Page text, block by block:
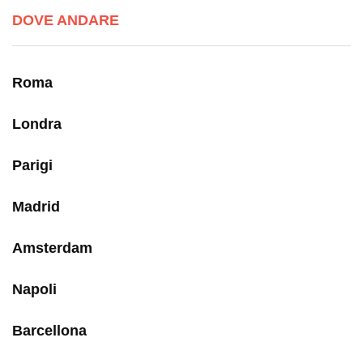
DOVE ANDARE
Roma
Londra
Parigi
Madrid
Amsterdam
Napoli
Barcellona